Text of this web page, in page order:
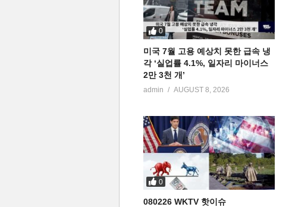
0
미국 7월 고용 예상치 못한 급속 냉
각 ‘실업률 4.1%, 일자리 마이너스
2만 3천 개’
admin AUGUST 8, 2026
0
080226 WKTV 핫이슈